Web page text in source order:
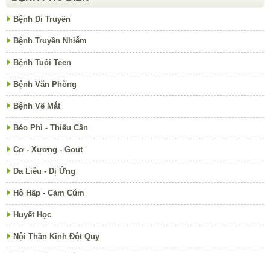
Bệnh Di Truyền
Bệnh Truyền Nhiễm
Bệnh Tuổi Teen
Bệnh Văn Phòng
Bệnh Về Mắt
Béo Phì - Thiếu Cân
Cơ - Xương - Gout
Da Liễu - Dị Ứng
Hô Hấp - Cảm Cúm
Huyết Học
Nội Thần Kinh Đột Quỵ